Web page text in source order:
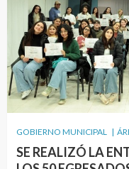
GOBIERNO MUNICIPAL |
SE REALIZÓ LA